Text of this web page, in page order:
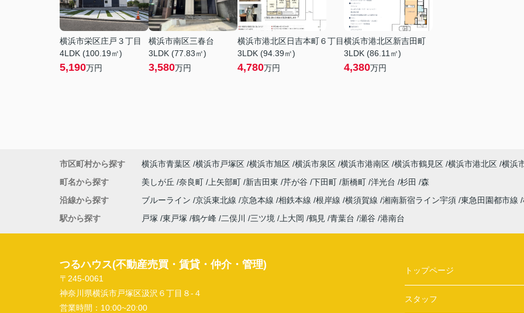
横浜市栄区庄戸３丁目
4LDK (100.19㎡)
5,190万円
横浜市南区三春台
3LDK (77.83㎡)
3,580万円
横浜市港北区日吉本町６丁目
3LDK (94.39㎡)
4,780万円
横浜市港北区新吉田町
3LDK (86.11㎡)
4,380万円
市区町村から探す 横浜市青葉区 横浜市戸塚区 横浜市旭区 横浜市泉区 横浜市港南区 横浜市鶴見区 横浜市港北区 横浜
町名から探す
美しが丘 奈良町 上矢部町 新吉田東 芹が谷 下田町 新橋町 洋光台 杉田
森
沿線から探す
ブルーライン 京浜東北線 京急本線 相鉄本線 根岸線 横須賀線 湘南新宿ライン宇須 東急田園都市線
駅から探す
戸塚 東戸塚 鶴ケ峰 二俣川 三ツ境 上大岡 鶴見 青葉台 瀬谷 港南台
つるハウス(不動産売買・賃貸・仲介・管理)
〒245-0061
神奈川県横浜市戸塚区汲沢６丁目８-４
営業時間： 10:00~20:00
トップページ
スタッフ